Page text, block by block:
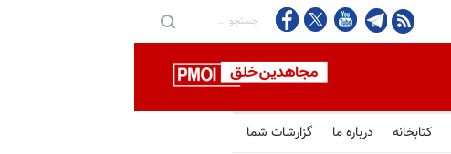
کتابخانه درباره ما گزارشات شما